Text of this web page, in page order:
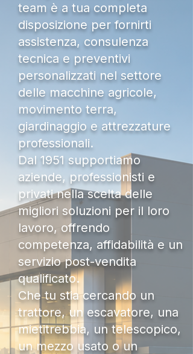
team è a tua completa
disposizione per fornirti
assistenza, consulenza
tecnica e preventivi
personalizzati nel settore
delle macchine agricole,
movimento terra,
giardinaggio e attrezzature
professionali.
Dal 1951 supportiamo
aziende, professionisti e
privati nella scelta delle
migliori soluzioni per il loro
lavoro, offrendo
competenza, affidabilità e un
servizio post-vendita
qualificato.
Che tu stia cercando un
trattore, un escavatore, una
mietitrebbia, un telescopico,
un mezzo usato o un